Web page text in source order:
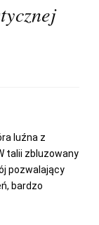
luźna z
talii zbluzowany
pozwalający
bardzo